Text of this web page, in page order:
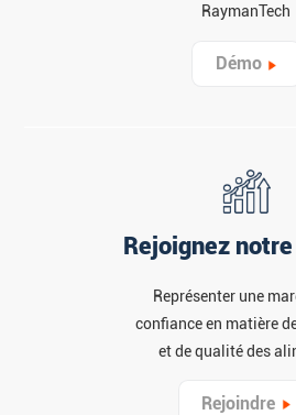
RaymanTech
Démo
Rejoignez
Représenter une
confiance en matière
et de qualité des
Rejoindre